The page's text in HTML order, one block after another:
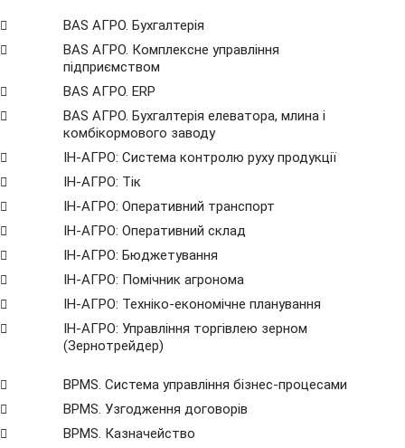
BAS АГРО. Бухгалтерія
BAS АГРО. Комплексне управління
підприємством
BAS АГРО. ERP
BAS АГРО. Бухгалтерія елеватора, млина і
комбікормового заводу
ІН-АГРО: Система контролю руху продукції
ІН-АГРО: Тік
ІН-АГРО: Оперативний транспорт
ІН-АГРО: Оперативний склад
ІН-АГРО: Бюджетування
ІН-АГРО: Помічник агронома
ІН-АГРО: Техніко-економічне планування
ІН-АГРО: Управління торгівлею зерном
(Зернотрейдер)
BPMS. Система управління бізнес-процесами
BPМS. Узгодження договорів
BPМS. Казначейство